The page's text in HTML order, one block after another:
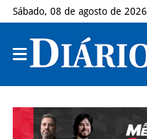
Sábado, 08 de agosto de 2026